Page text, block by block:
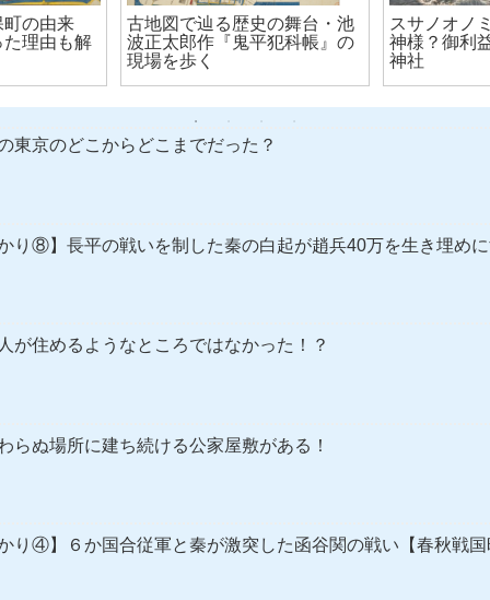
し｜１日２
戸の庶民も
早わかりギリシア神話｜牡牛
に姿を変え、エウロペをさら
ったゼウス【ゼウスの情事】
古地図で
「桜田門
く
東京のどこからどこまでだった？
り⑧】長平の戦いを制した秦の白起が趙兵40万を生き埋めに
が住めるようなところではなかった！？
らぬ場所に建ち続ける公家屋敷がある！
り④】６か国合従軍と秦が激突した函谷関の戦い【春秋戦国